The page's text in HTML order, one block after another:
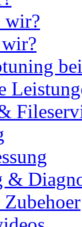
wir?
&